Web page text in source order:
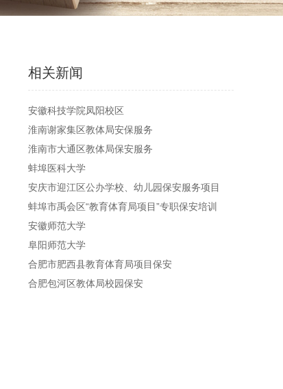
相关新闻
安徽科技学院凤阳校区
淮南谢家集区教体局安保服务
淮南市大通区教体局保安服务
蚌埠医科大学
安庆市迎江区公办学校、幼儿园保安服务项目
蚌埠市禹会区“教育体育局项目”专职保安培训
安徽师范大学
阜阳师范大学
合肥市肥西县教育体育局项目保安
合肥包河区教体局校园保安